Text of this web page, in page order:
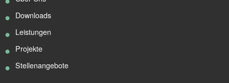
Downloads
Leistungen
Projekte
Stellenangebote